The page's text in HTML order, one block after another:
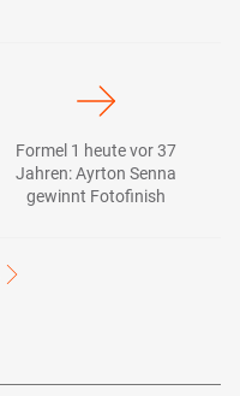
Formel 1 heute vor 37
Jahren: Ayrton Senna
gewinnt Fotofinish